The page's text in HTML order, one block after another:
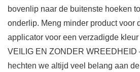
bovenlip naar de buitenste hoeken
onderlip. Meng minder product voor
applicator voor een verzadigde kleur
VEILIG EN ZONDER WREEDHEID
hechten we altijd veel belang aan